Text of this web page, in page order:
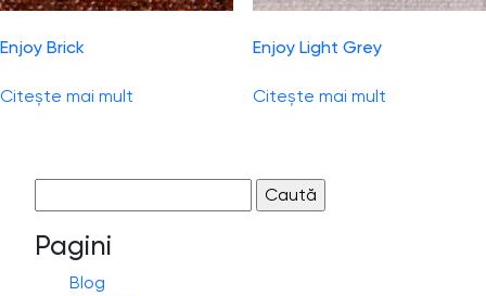
Enjoy Brick
Citește mai mult
Enjoy Light Grey
Citește mai mult
după:
Pagini
Blog